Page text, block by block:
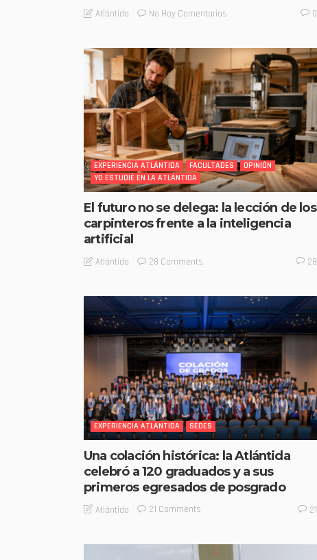
Atlántida No Hay Comentarios 0
EXPERIENCIA ATLÁNTIDA FACULTADES
OPINIÓN
YO ESTUDIÉ EN LA ATLÁNTIDA
El futuro no se delega: la lección de los
carpinteros frente a la inteligencia
artificial
Atlántida 28 Comments 28
EXPERIENCIA ATLÁNTIDA SEDES
Una colación histórica: la Atlántida
celebró a 120 graduados y a sus
primeros egresados de posgrado
Atlántida 21 Comments 21